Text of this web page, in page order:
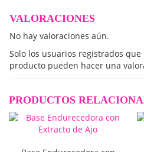
VALORACIONES
No hay valoraciones aún.
Solo los usuarios registrados
producto pueden hacer una
PRODUCTOS